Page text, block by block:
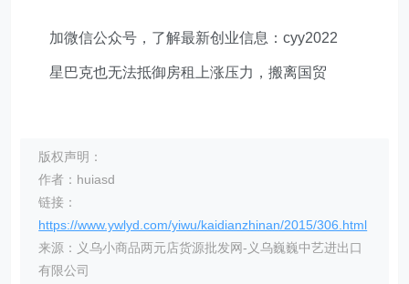
加微信公众号，了解最新创业信息：cyy2022
星巴克也无法抵御房租上涨压力，搬离国贸
版权声明：
作者：huiasd
链接：
https://www.ywlyd.com/yiwu/kaidianzhinan/2015/306.html
来源：义乌小商品两元店货源批发网-义乌巍巍中艺进出口
有限公司